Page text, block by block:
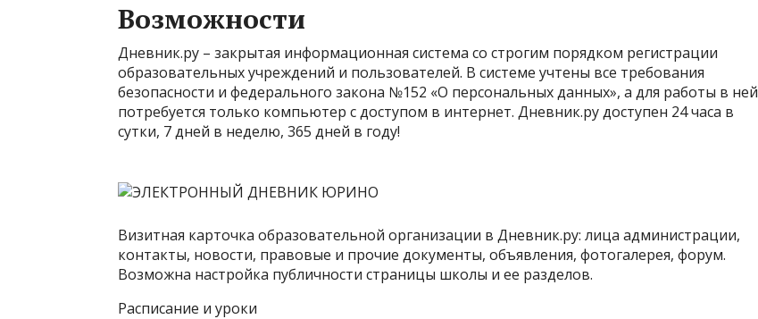
Возможности
Дневник.ру – закрытая информационная система со строгим порядком регистрации
образовательных учреждений и пользователей. В системе учтены все требования
безопасности и федерального закона №152 «О персональных данных», а для работы в ней
потребуется только компьютер с доступом в интернет. Дневник.ру доступен 24 часа в
сутки, 7 дней в неделю, 365 дней в году!
Визитная карточка образовательной организации в Дневник.ру: лица администрации,
контакты, новости, правовые и прочие документы, объявления, фотогалерея, форум.
Возможна настройка публичности страницы школы и ее разделов.
Расписание и уроки